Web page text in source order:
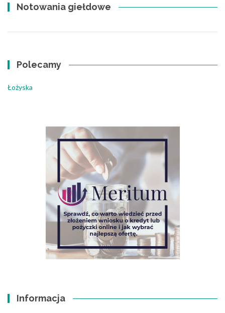
Notowania giełdowe
Polecamy
Łożyska
Informacja